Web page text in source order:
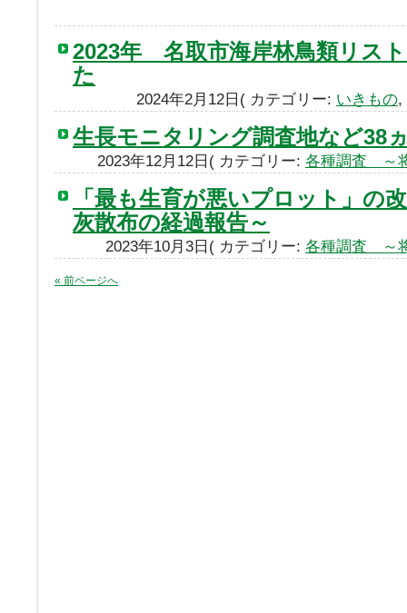
2023年 名取市海岸林鳥類リス
た
2024年2月12日( カテゴリー: いきもの,
生長モニタリング調査地など38
2023年12月12日( カテゴリー: 各種調査 ～
「最も生育が悪いプロット」
灰散布の経過報告～
2023年10月3日( カテゴリー: 各種調査 ～
« 前ページへ